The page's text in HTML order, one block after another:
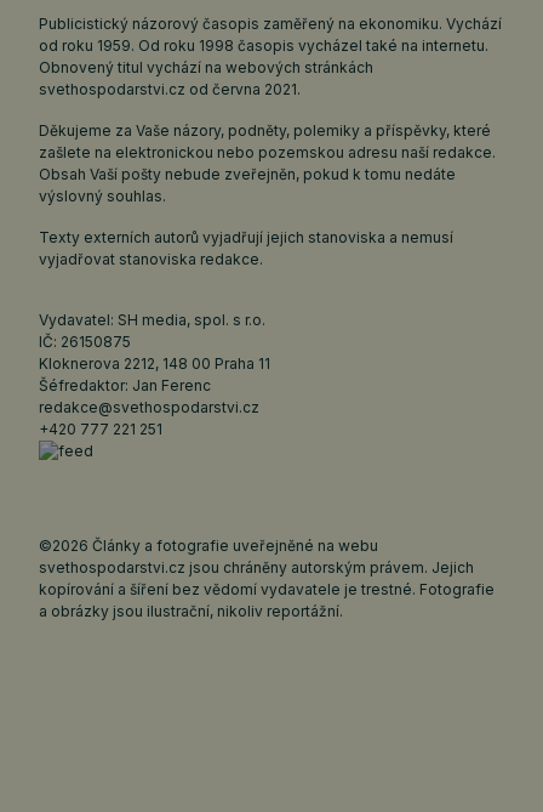
Publicistický názorový časopis zaměřený na ekonomiku. Vychází
od roku 1959. Od roku 1998 časopis vycházel také na internetu.
Obnovený titul vychází na webových stránkách
svethospodarstvi.cz od června 2021.
Děkujeme za Vaše názory, podněty, polemiky a příspěvky, které
zašlete na elektronickou nebo pozemskou adresu naší redakce.
Obsah Vaší pošty nebude zveřejněn, pokud k tomu nedáte
výslovný souhlas.
Texty externích autorů vyjadřují jejich stanoviska a nemusí
vyjadřovat stanoviska redakce.
Vydavatel: SH media, spol. s r.o.
IČ: 26150875
Kloknerova 2212, 148 00 Praha 11
Šéfredaktor: Jan Ferenc
redakce@svethospodarstvi.cz
+420 777 221 251
©2026 Články a fotografie uveřejněné na webu
svethospodarstvi.cz jsou chráněny autorským právem. Jejich
kopírování a šíření bez vědomí vydavatele je trestné. Fotografie
a obrázky jsou ilustrační, nikoliv reportážní.